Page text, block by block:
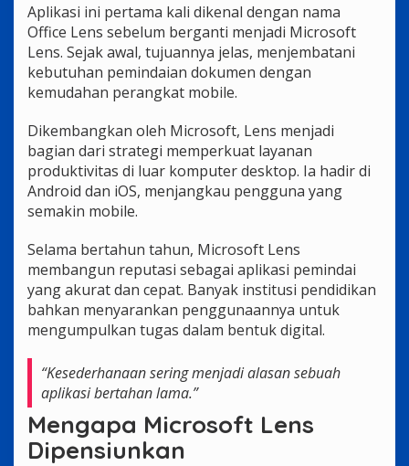
Aplikasi ini pertama kali dikenal dengan nama
Office Lens sebelum berganti menjadi Microsoft
Lens. Sejak awal, tujuannya jelas, menjembatani
kebutuhan pemindaian dokumen dengan
kemudahan perangkat mobile.
Dikembangkan oleh Microsoft, Lens menjadi
bagian dari strategi memperkuat layanan
produktivitas di luar komputer desktop. Ia hadir di
Android dan iOS, menjangkau pengguna yang
semakin mobile.
Selama bertahun tahun, Microsoft Lens
membangun reputasi sebagai aplikasi pemindai
yang akurat dan cepat. Banyak institusi pendidikan
bahkan menyarankan penggunaannya untuk
mengumpulkan tugas dalam bentuk digital.
“Kesederhanaan sering menjadi alasan sebuah
aplikasi bertahan lama.”
Mengapa Microsoft Lens
Dipensiunkan